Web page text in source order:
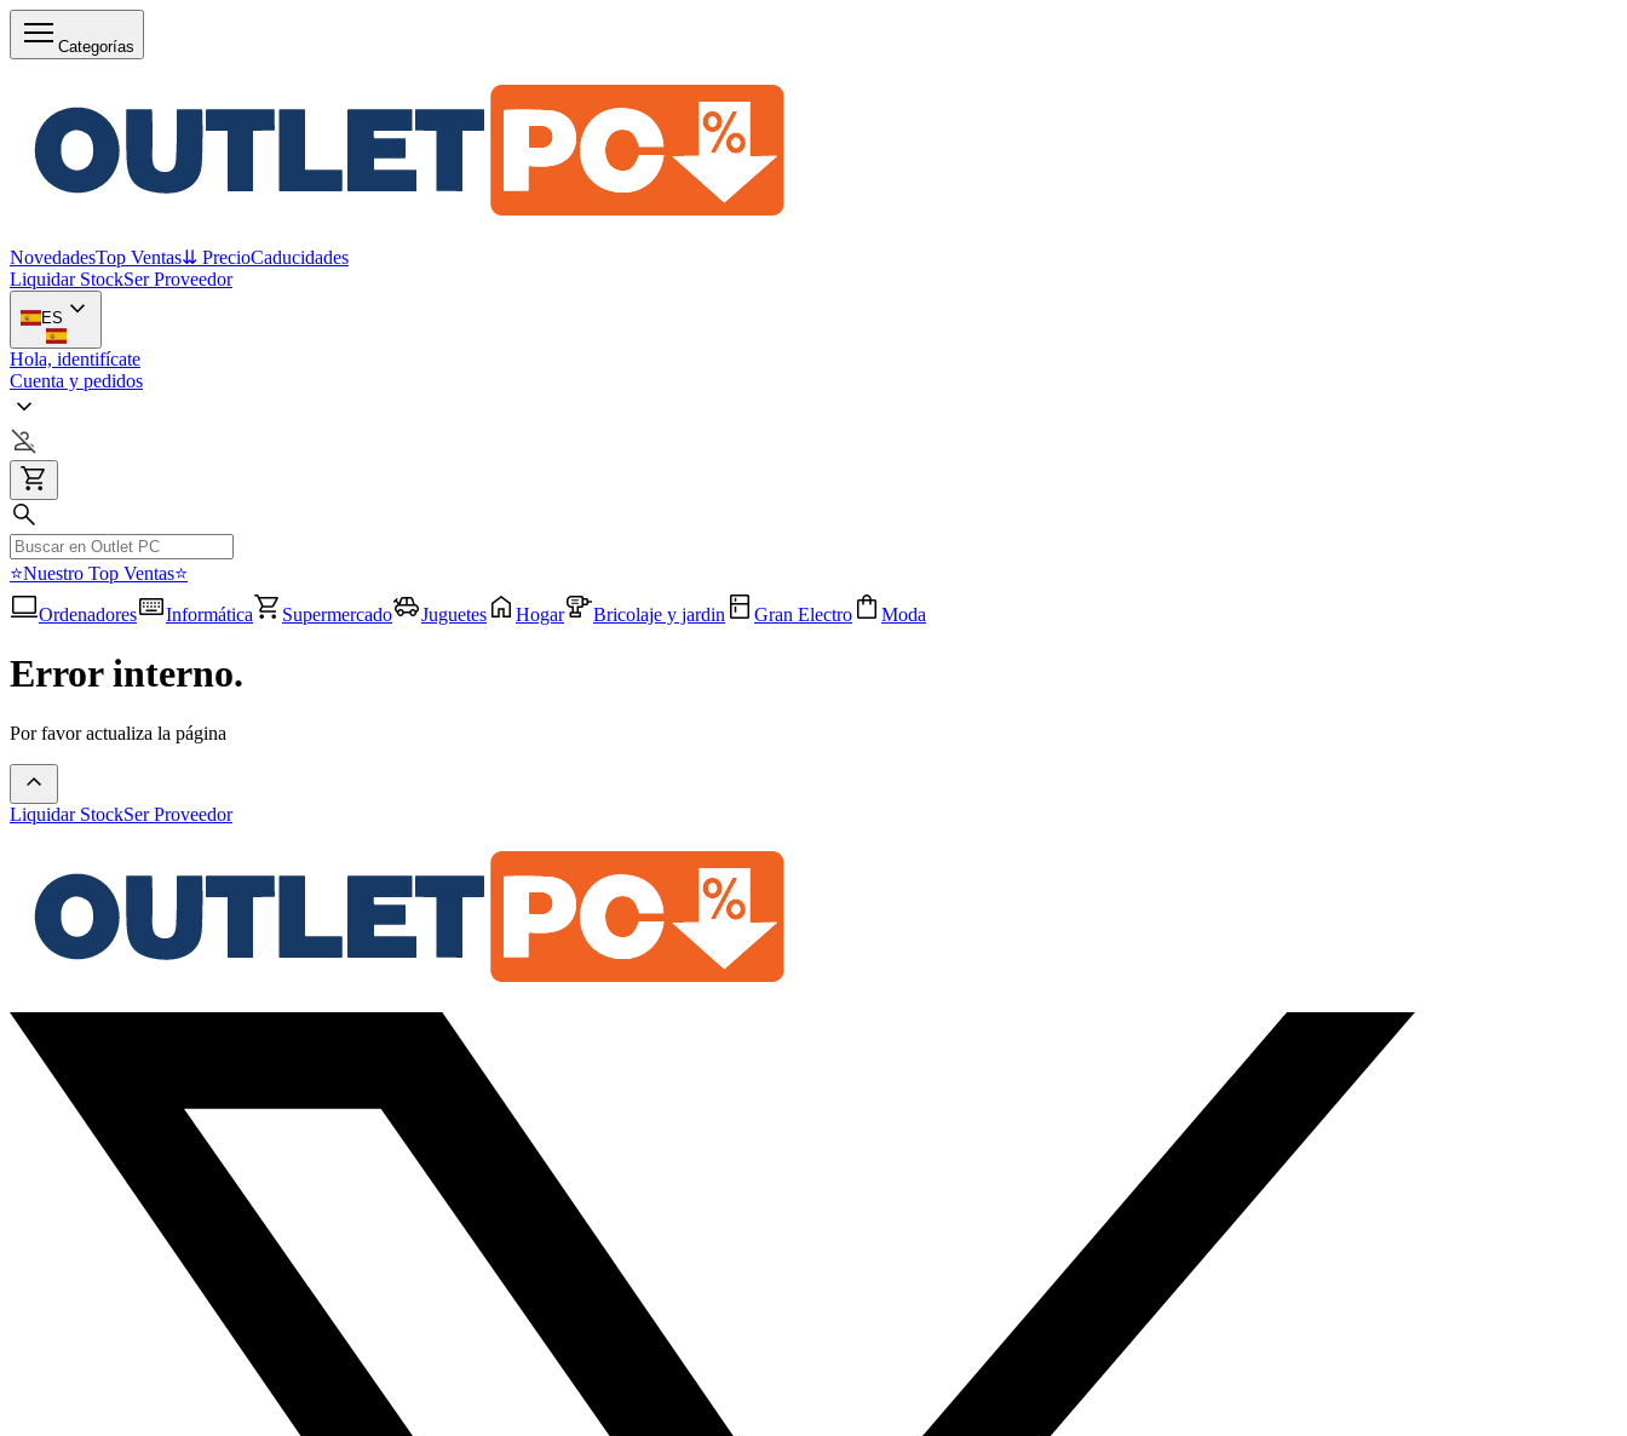
Categorías
NovedadesTop Ventas⇊ PrecioCaducidades
Liquidar StockSer Proveedor
ES
Hola, identifícate
Cuenta y pedidos
⭐Nuestro Top Ventas⭐
Ordenadores
Informática Supermercado Juguetes Hogar Bricolaje y jardin Gran Electro Moda
Error interno.
Por favor actualiza la página
Liquidar StockSer Proveedor